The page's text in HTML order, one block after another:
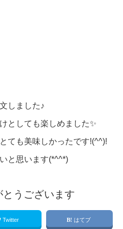
しました♪
としても楽しめました✨
ても美味しかったです!(^^)!
と思います(*^^*)
とうございます
Twitter はてブ